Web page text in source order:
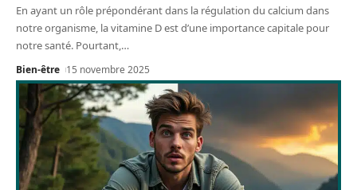
En ayant un rôle prépondérant dans la régulation du calcium dans
notre organisme, la vitamine D est d’une importance capitale pour
notre santé. Pourtant,…
Bien-être 15 novembre 2025